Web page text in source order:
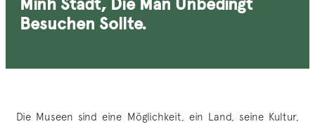
Minh Stadt, Die Man Unbedingt
Besuchen Sollte.
Die Museen sind eine Möglichkeit, ein Land, seine Kultur,